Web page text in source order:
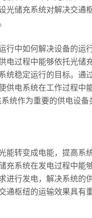
储充系统对解决交通
中如何解决设备的运
电过程中能够依托光储
稳定运行的目标。通
电系统在工作过程中
统作为重要的供电设
转变成电能，提高系
系统在发电过程中能
行发电，解决系统的
枢纽的运输效果具有